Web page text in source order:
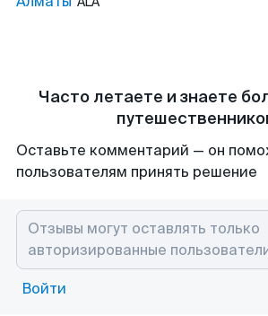
Часто летаете и знаете
Оставьте комментарий — он
пользователям принять решение
Войти